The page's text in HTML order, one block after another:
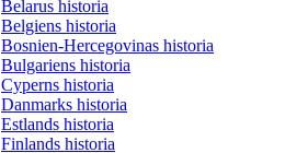
Belarus historia
Belgiens historia
Bosnien-Hercegovinas historia
Bulgariens historia
Cyperns historia
Danmarks historia
Estlands historia
Finlands historia